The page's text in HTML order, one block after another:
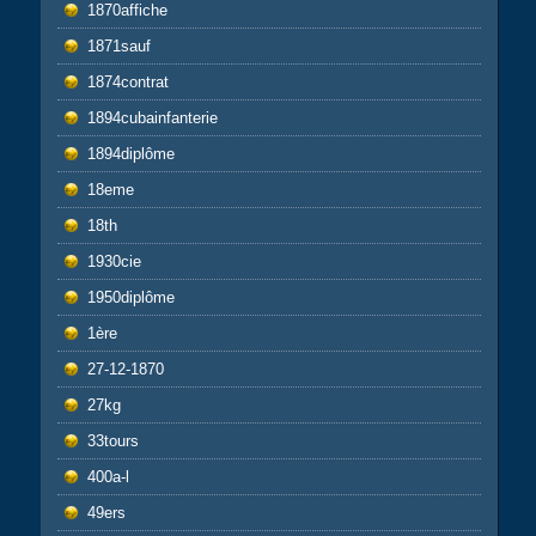
1870affiche
1871sauf
1874contrat
1894cubainfanterie
1894diplôme
18eme
18th
1930cie
1950diplôme
1ère
27-12-1870
27kg
33tours
400a-l
49ers